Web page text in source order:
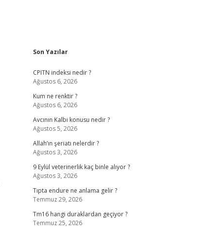
Sidebar
Son Yazılar
CPITN indeksi nedir ?
Ağustos 6, 2026
Kum ne renktir ?
Ağustos 6, 2026
Avcının Kalbi konusu nedir ?
Ağustos 5, 2026
Allah’ın şeriatı nelerdir ?
Ağustos 3, 2026
9 Eylül veterinerlik kaç binle alıyor ?
Ağustos 3, 2026
Tıpta endure ne anlama gelir ?
Temmuz 29, 2026
Tm16 hangi duraklardan geçiyor ?
Temmuz 25, 2026